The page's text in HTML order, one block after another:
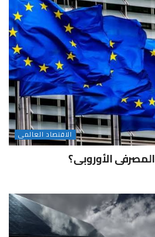
الاقتصاد العالمى
الأوروبى؟